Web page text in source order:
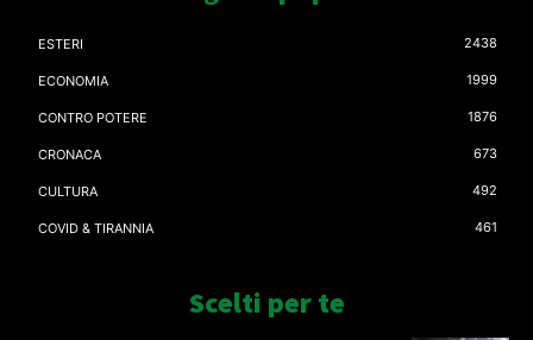
ESTERI 2438
ECONOMIA 1999
CONTRO POTERE 1876
CRONACA 673
CULTURA 492
COVID & TIRANNIA 461
Scelti per te